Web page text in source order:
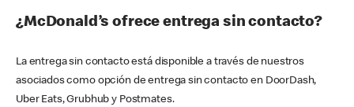
¿McDonald’s ofrece entrega sin contacto?
La entrega sin contacto está disponible a través de nuestros
asociados como opción de entrega sin contacto en DoorDash,
Uber Eats, Grubhub y Postmates.